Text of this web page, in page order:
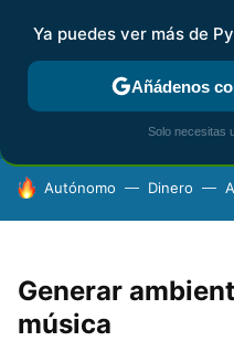
FISCALIDAD Y
HOY SE HABLA DE
Autónomo Dinero
Generar
música
Ya puedes ver más de
Añádenos
Solo necesitas